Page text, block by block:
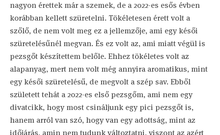
nagyon érettek már a szemek, de a 2022-es esős évben
korábban kellett szüretelni. Tökéletesen érett volt a
szőlő, de nem volt meg ez a jellemzője, ami egy késői
szüretelésűnél megvan. És ez volt az, ami miatt végül is
pezsgőt készítettem belőle. Ehhez tökéletes volt az
alapanyag, mert nem volt még annyira aromatikus, mint
egy késői szüretelésű, de megvolt a szép sav. Ebből
született tehát a 2022-es első pezsgőm, ami nem egy
divatcikk, hogy most csináljunk egy pici pezsgőt is,
hanem arról van szó, hogy van egy adottság, mint az